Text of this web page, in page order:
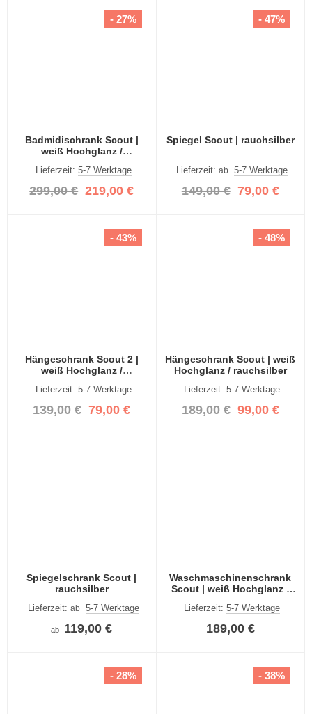
Badmidischrank Scout |
weiß Hochglanz /
Lieferzeit: 5-7 Werktage
299,00 € 219,00 €
- 27%
Spiegel Scout | rauchsilber
Lieferzeit:ab 5-7 Werktage
149,00 € 79,00 €
- 47%
Hängeschrank Scout 2 |
weiß Hochglanz /
Lieferzeit: 5-7 Werktage
139,00 € 79,00 €
- 43%
Hängeschrank Scout | weiß
Hochglanz / rauchsilber
Lieferzeit:5-7 Werktage
189,00 € 99,00 €
- 48%
Spiegelschrank Scout |
rauchsilber
Lieferzeit: ab 5-7 Werktage
ab 119,00 €
Waschmaschinenschrank
Scout | weiß Hochglanz /
Lieferzeit:5-7 Werktage
189,00 €
- 28% - 38%